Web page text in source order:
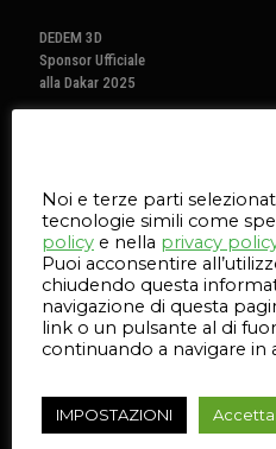
DEDEM 3D
Sponsor Ufficiale
alla Dakar 2025
MotorTecnica
0
Leggi
l'articolo
1 Giugno 2023
Noi e terze parti
tecnologie simili come
policy e nella privacy
Puoi acconsentire
chiudendo questa
navigazione di questa
link o un pulsante al di
continuando a navigare in
IMPOSTAZIONI